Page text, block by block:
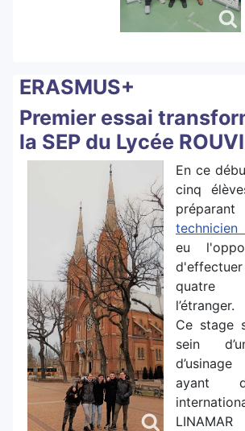
ERASMUS+
Premier essai
la SEP du Lycée
En ce
cinq
eu
quatre
l’étranger.
Ce stage
sein
ayant